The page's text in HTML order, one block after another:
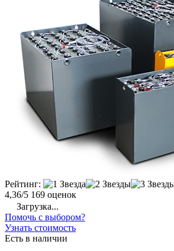
Рейтинг:
4,36/5 169 оценок
Загрузка...
Помочь с выбором?
Узнать стоимость
Есть в наличии